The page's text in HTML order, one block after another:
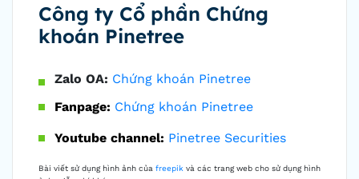
Công ty Cổ phần Chứng
khoán Pinetree
Zalo OA: Chứng khoán Pinetree
Fanpage: Chứng khoán Pinetree
Youtube channel: Pinetree Securities
Bài viết sử dụng hình ảnh của freepik và các trang web cho sử dụng hình